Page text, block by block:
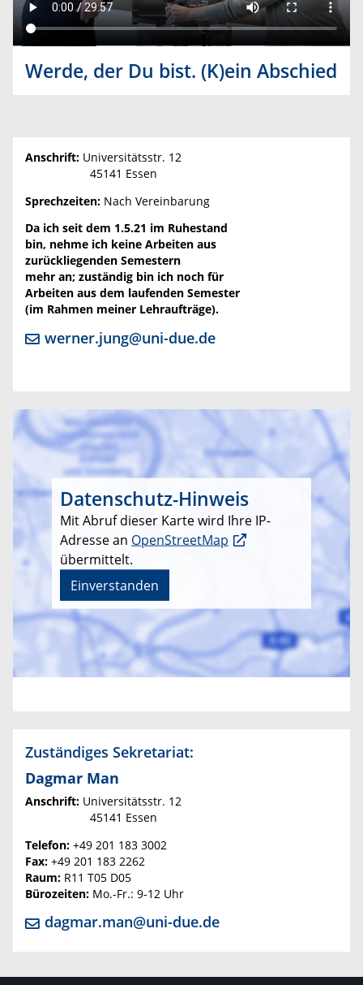
Werde, der Du bist. (K)ein Abschied
Anschrift: Universitätsstr. 12
45141 Essen
Sprechzeiten: Nach Vereinbarung
Da ich seit dem 1.5.21 im Ruhestand
bin, nehme ich keine Arbeiten aus
zurückliegenden Semestern
mehr an; zuständig bin ich noch für
Arbeiten aus dem laufenden Semester
(im Rahmen meiner Lehraufträge).
werner.jung@uni-due.de
Datenschutz-Hinweis
Mit Abruf dieser Karte wird Ihre IP-
Adresse an OpenStreetMap
übermittelt.
Einverstanden
Zuständiges Sekretariat:
Dagmar Man
Anschrift: Universitätsstr. 12
45141 Essen
Telefon: +49 201 183 3002
Fax: +49 201 183 2262
Raum: R11 T05 D05
Bürozeiten: Mo.-Fr.: 9-12 Uhr
dagmar.man@uni-due.de